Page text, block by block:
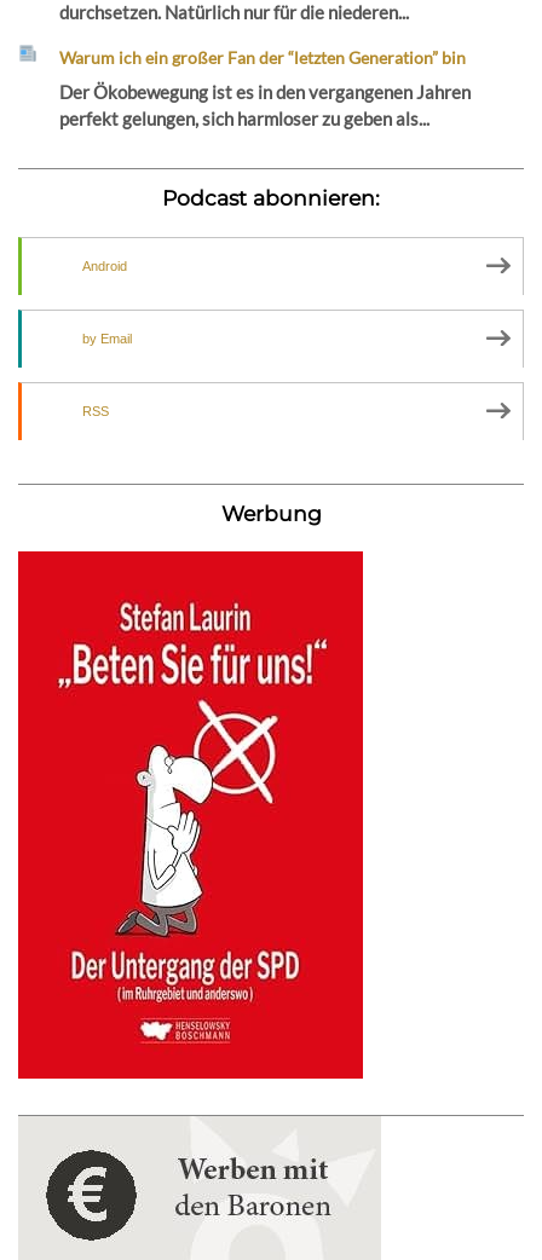
durchsetzen. Natürlich nur für die niederen...
Warum ich ein großer Fan der “letzten Generation” bin
Der Ökobewegung ist es in den vergangenen Jahren
perfekt gelungen, sich harmloser zu geben als...
Podcast abonnieren:
Android
by Email
RSS
Werbung